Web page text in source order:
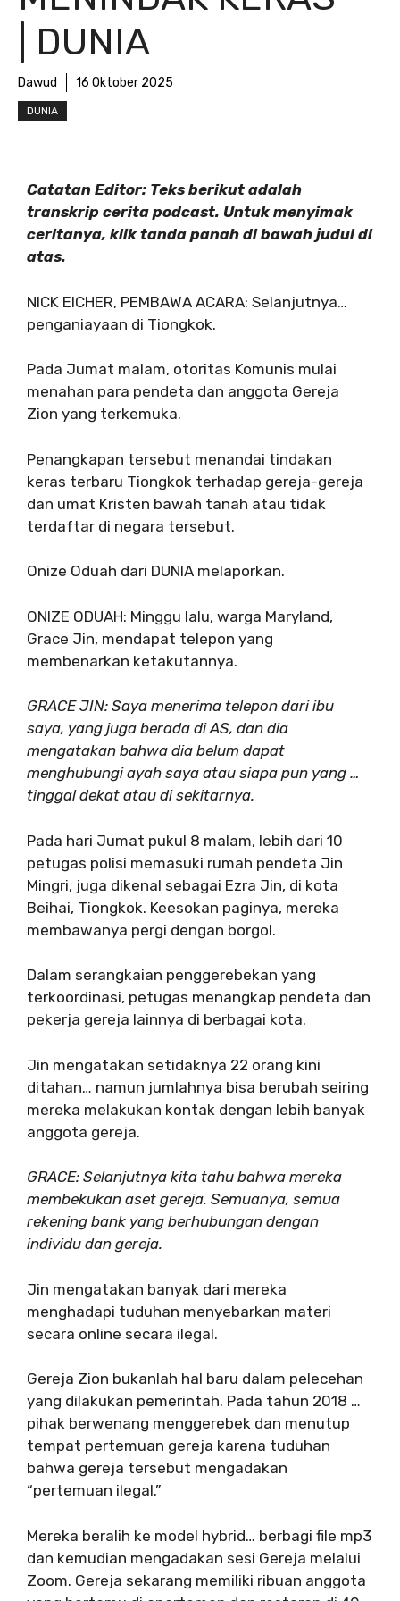
| DUNIA
Dawud 16 Oktober 2025
DUNIA
Catatan Editor: Teks berikut adalah
transkrip cerita podcast. Untuk menyimak
ceritanya, klik tanda panah di bawah judul di
atas.
NICK EICHER, PEMBAWA ACARA: Selanjutnya…
penganiayaan di Tiongkok.
Pada Jumat malam, otoritas Komunis mulai
menahan para pendeta dan anggota Gereja
Zion yang terkemuka.
Penangkapan tersebut menandai tindakan
keras terbaru Tiongkok terhadap gereja-gereja
dan umat Kristen bawah tanah atau tidak
terdaftar di negara tersebut.
Onize Oduah dari DUNIA melaporkan.
ONIZE ODUAH: Minggu lalu, warga Maryland,
Grace Jin, mendapat telepon yang
membenarkan ketakutannya.
GRACE JIN: Saya menerima telepon dari ibu
saya, yang juga berada di AS, dan dia
mengatakan bahwa dia belum dapat
menghubungi ayah saya atau siapa pun yang …
tinggal dekat atau di sekitarnya.
Pada hari Jumat pukul 8 malam, lebih dari 10
petugas polisi memasuki rumah pendeta Jin
Mingri, juga dikenal sebagai Ezra Jin, di kota
Beihai, Tiongkok. Keesokan paginya, mereka
membawanya pergi dengan borgol.
Dalam serangkaian penggerebekan yang
terkoordinasi, petugas menangkap pendeta dan
pekerja gereja lainnya di berbagai kota.
Jin mengatakan setidaknya 22 orang kini
ditahan… namun jumlahnya bisa berubah seiring
mereka melakukan kontak dengan lebih banyak
anggota gereja.
GRACE: Selanjutnya kita tahu bahwa mereka
membekukan aset gereja. Semuanya, semua
rekening bank yang berhubungan dengan
individu dan gereja.
Jin mengatakan banyak dari mereka
menghadapi tuduhan menyebarkan materi
secara online secara ilegal.
Gereja Zion bukanlah hal baru dalam pelecehan
yang dilakukan pemerintah. Pada tahun 2018 …
pihak berwenang menggerebek dan menutup
tempat pertemuan gereja karena tuduhan
bahwa gereja tersebut mengadakan
“pertemuan ilegal.”
Mereka beralih ke model hybrid… berbagi file mp3
dan kemudian mengadakan sesi Gereja melalui
Zoom. Gereja sekarang memiliki ribuan anggota